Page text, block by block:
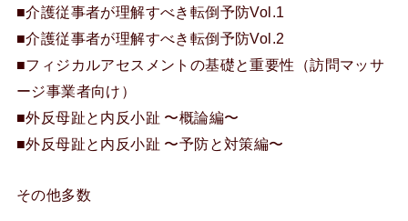
■介護従事者が理解すべき転倒予防Vol.1
■介護従事者が理解すべき転倒予防Vol.2
■フィジカルアセスメントの基礎と重要性（訪問マッサ
ージ事業者向け）
■外反母趾と内反小趾 〜概論編〜
■外反母趾と内反小趾 〜予防と対策編〜
その他多数